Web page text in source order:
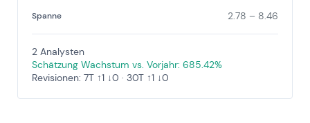
Spanne 2.78 – 8.46
2 Analysten
Schätzung Wachstum vs. Vorjahr: 685.42%
Revisionen: 7T ↑1 ↓0 · 30T ↑1 ↓0